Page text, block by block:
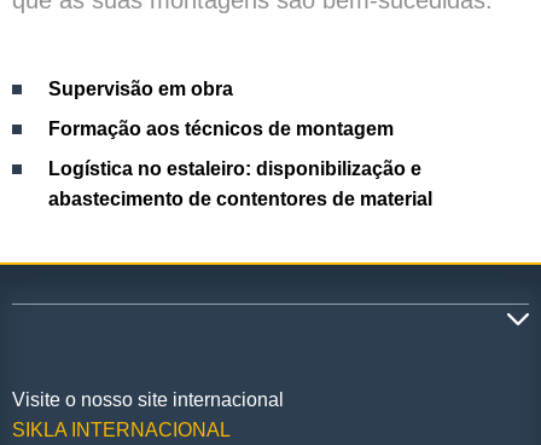
Supervisão em obra
Formação aos técnicos de montagem
Logística no estaleiro: disponibilização e
abastecimento de contentores de material
Visite o nosso site internacional
SIKLA INTERNACIONAL